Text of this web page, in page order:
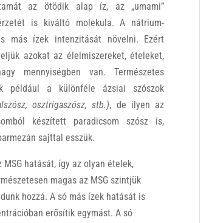
az ötödik alap íz, az „umami”
is kiváltó molekula. A nátrium-
más ízek intenzitását növelni. Ezért
azokat az élelmiszereket, ételeket,
mennyiségben van. Természetes
például a különféle ázsiai szószok
osztrigaszósz, stb.), de ilyen az
készített paradicsom szósz is,
sajttal esszük.
MSG hatását, így az olyan ételek,
magas az MSG szintjük
hozzá. A só más ízek hatását is
erősítik egymást. A só